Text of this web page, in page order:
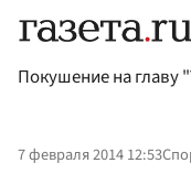
Покушение на главу
7 февраля 2014 12:53